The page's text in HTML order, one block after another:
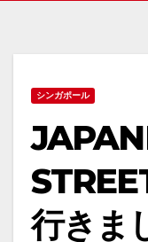
シンガポール
行きま